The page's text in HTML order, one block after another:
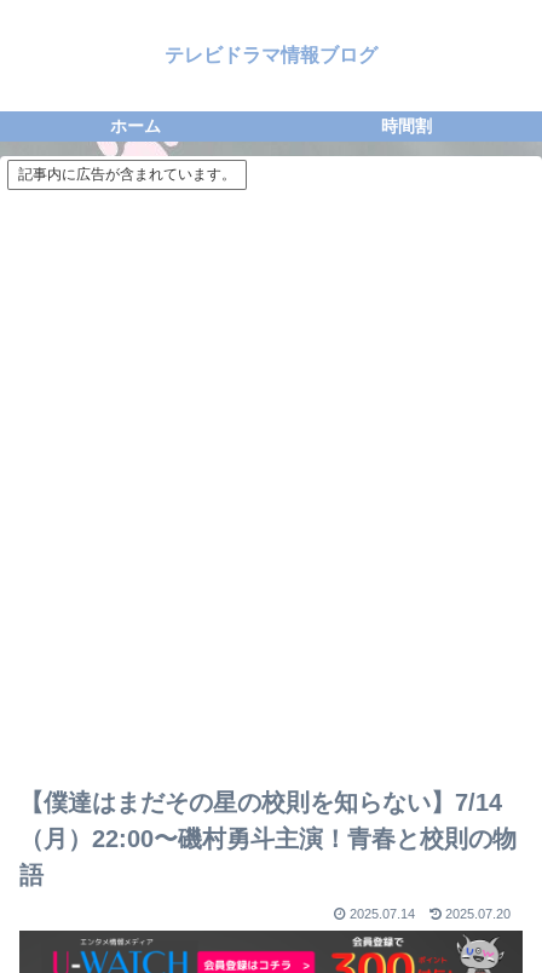
テレビドラマ情報ブログ
ホーム 時間割
記事内に広告が含まれています。
【僕達はまだその星の校則を知らない】7/14
（月）22:00〜磯村勇斗主演！青春と校則の物
語
2025.07.14 2025.07.20